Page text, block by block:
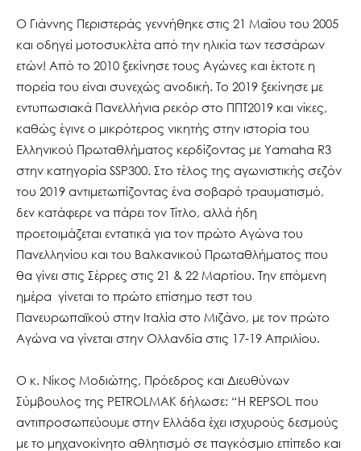
Ο Γιάννης Περιστεράς γεννήθηκε στις 21 Μαΐου του 2005
και οδηγεί μοτοσυκλέτα από την ηλικία των τεσσάρων
ετών! Από το 2010 ξεκίνησε τους Αγώνες και έκτοτε η
πορεία του είναι συνεχώς ανοδική. Το 2019 ξεκίνησε με
εντυπωσιακά Πανελλήνια ρεκόρ στο ΠΠΤ2019 και νίκες,
καθώς έγινε ο μικρότερος νικητής στην ιστορία του
Ελληνικού Πρωταθλήματος κερδίζοντας με Yamaha R3
στην κατηγορία SSP300. Στo τέλος της αγωνιστικής σεζόν
του 2019 αντιμετωπίζοντας ένα σοβαρό τραυματισμό,
δεν κατάφερε να πάρει τον Τίτλο, αλλά ήδη
προετοιμάζεται εντατικά για τον πρώτο Αγώνα του
Πανελληνίου και του Βαλκανικού Πρωταθλήματος που
θα γίνει στις Σέρρες στις 21 & 22 Μαρτίου. Την επόμενη
ημέρα γίνεται το πρώτο επίσημο τεστ του
Πανευρωπαϊκού στην Ιταλία στο Μιζάνο, με τον πρώτο
Αγώνα να γίνεται στην Ολλανδία στις 17-19 Απριλίου.
Ο κ. Νίκος Μοδιώτης, Πρόεδρος και Διευθύνων
Σύμβουλος της PETROLMAK δήλωσε: “Η REPSOL που
αντιπροσωπεύουμε στην Ελλάδα έχει ισχυρούς δεσμούς
με το μηχανοκίνητο αθλητισμό σε παγκόσμιο επίπεδο και